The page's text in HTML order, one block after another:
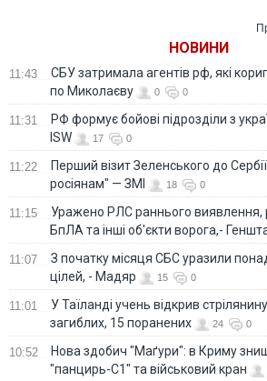
НОВИНИ
11:43
СБУ затримала агентів рф, які
по Миколаєву
0 0
11:31
РФ формує бойові підрозділи з
ISW
17 0
11:22
Перший візит Зеленського до
росіянам" — ЗМІ
18 0
11:15
Уражено РЛС раннього виявлення,
БпЛА та інші об'єкти ворога,-
11:07
З початку місяця СБС уразили
цілей, - Мадяр
15 0
11:01
У Таїланді учень відкрив
загиблих, 15 поранених
24 0
10:52
Нова здобич "Маґури": в Криму
"панцирь-С1" та військовий кран